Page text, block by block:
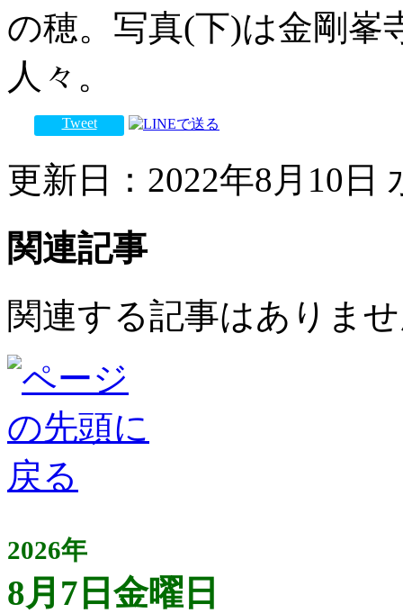
の穂。写真(下)は金剛峯
人々。
Tweet
更新日：2022年8月10日
関連記事
関連する記事はありま
2026年
8月7日金曜日